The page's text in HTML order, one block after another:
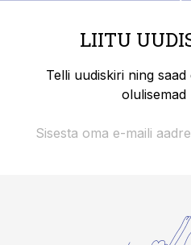
LIITU
Telli uudiskiri ning
olulisemad